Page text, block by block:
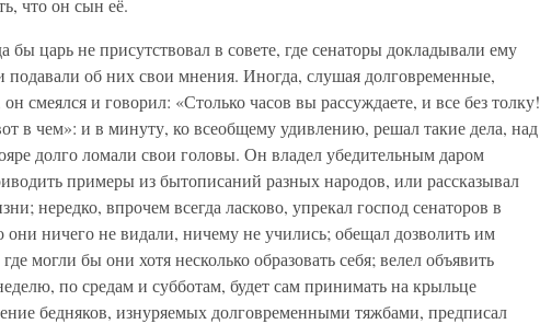
что он сын её.
бы царь не присутствовал в совете, где сенаторы докладывали ему
подавали об них свои мнения. Иногда, слушая долговременные,
смеялся и говорил: «Столько часов вы рассуждаете, и все без толку!
в чем»: и в минуту, ко всеобщему удивлению, решал такие дела, над
долго ломали свои головы. Он владел убедительным даром
примеры из бытописаний разных народов, или рассказывал
нередко, впрочем всегда ласково, упрекал господ сенаторов в
они ничего не видали, ничему не учились; обещал дозволить им
могли бы они хотя несколько образовать себя; велел объявить
по средам и субботам, будет сам принимать на крыльце
бедняков, изнуряемых долговременными тяжбами, предписал